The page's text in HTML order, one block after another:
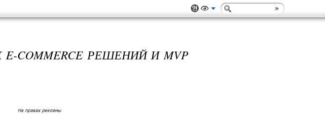
COMMERCE РЕШЕНИЙ И MVP